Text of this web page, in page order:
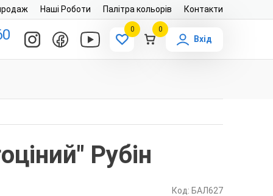
Наші Роботи Палітра кольорів Контакти
0 0
Вхід
Рубін
Код: БАЛ627